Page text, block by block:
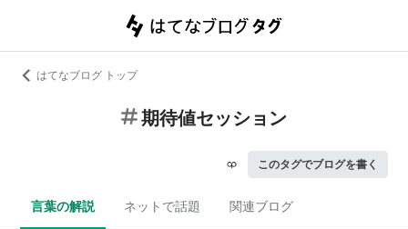
はてなブログ トップ
期待値セッション
このタグでブログを書く
言葉の解説 ネットで話題 関連ブログ